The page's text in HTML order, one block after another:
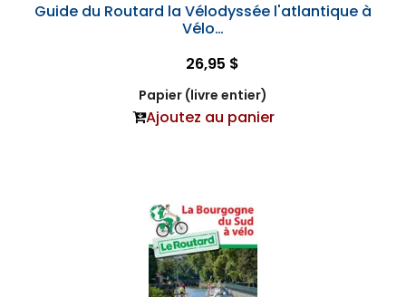
Guide du Routard la Vélodyssée l'atlantique à
Vélo…
26,95 $
Papier (livre entier)
Ajoutez au panier